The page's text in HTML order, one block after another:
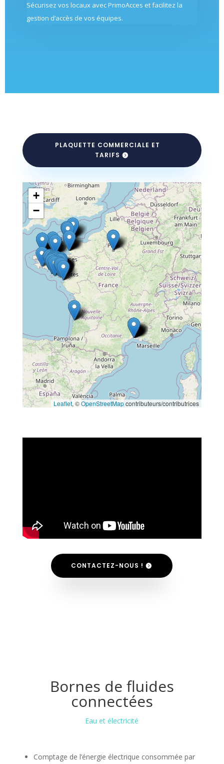
Sécurisez vos locaux avec PrimoAcces et facilitez la
gestion d’accès de vos équipes.
PLAQUETTE COMMERCIALE ET
TARIFS
+
−
Leaflet, ©OpenStreetMapcontributeurs/contributrices
CONTACTEZ-NOUS !
Bornes de fluides
connectées
Eau et électricité
Comptage de l’énergie électrique consommée par